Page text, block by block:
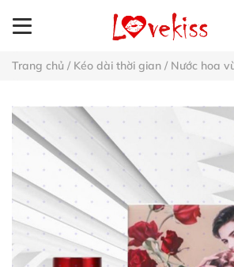
Trang chủ / Kéo dài thời gian / Nước hoa